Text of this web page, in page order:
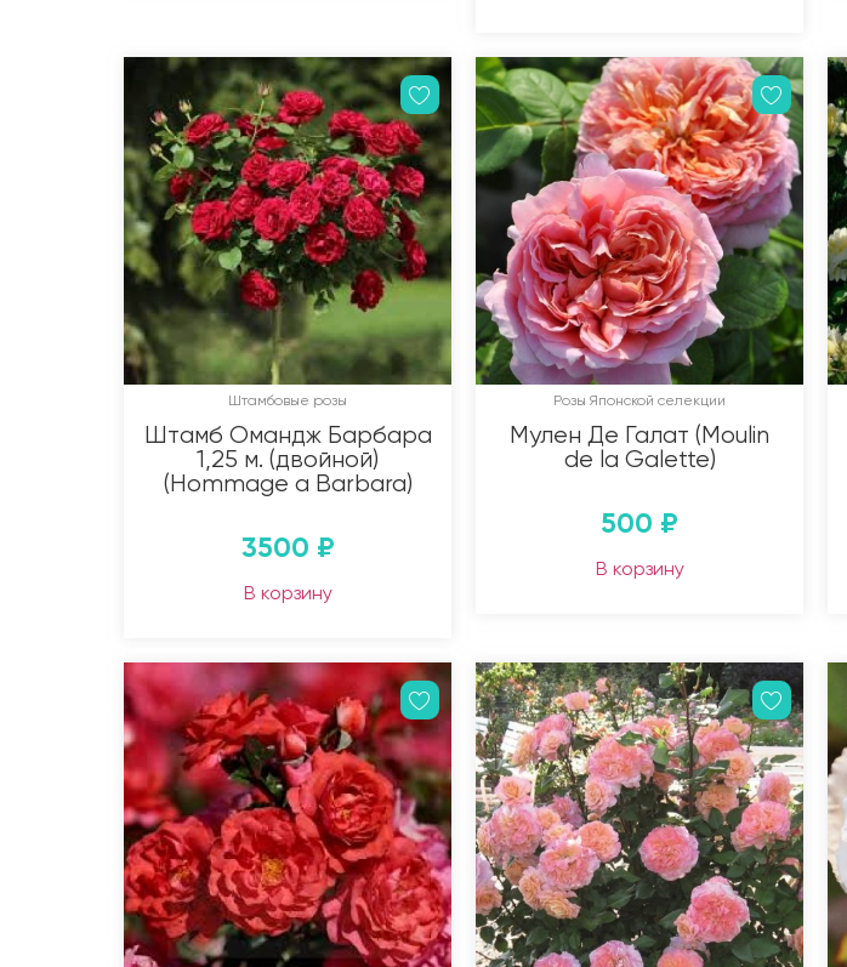
Штамбовые розы
Штамб Омандж Барбара
1,25 м. (двойной)
(Hommage a Barbara)
3500 ₽
В корзину
Розы Японской селекции
Мулен Де Галат (Moulin
de la Galette)
500 ₽
В корзину